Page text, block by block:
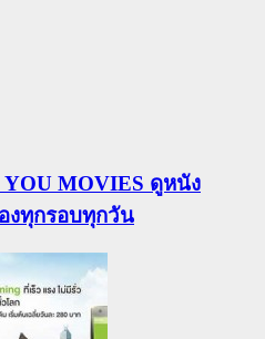
YOU MOVIES ดูหนัง
งทุกรอบทุกวัน